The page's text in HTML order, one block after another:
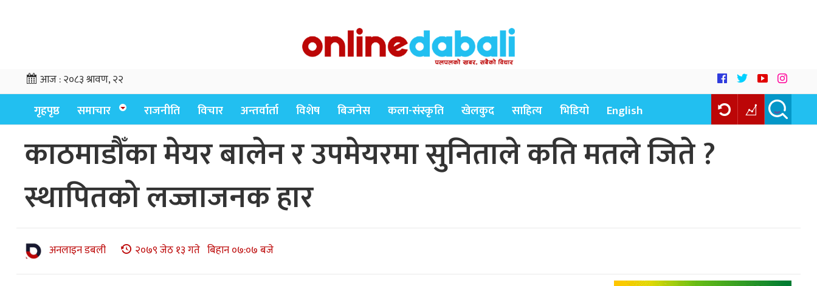
आज :२०८३ श्रावण, २२
गृहपृष्ठ समाचार राजनीति विचार अन्तर्वार्ता विशेष बिजनेस कला-संस्कृति खेलकुद साहित्य भिडियो English
काठमाडौँका मेयर बालेन र उपमेयरमा सुनिताले कति मतले जिते ?
स्थापितको लज्जाजनक हार
अनलाइन डबली २०७९ जेठ १३ गते बिहान ०७:०७ बजे